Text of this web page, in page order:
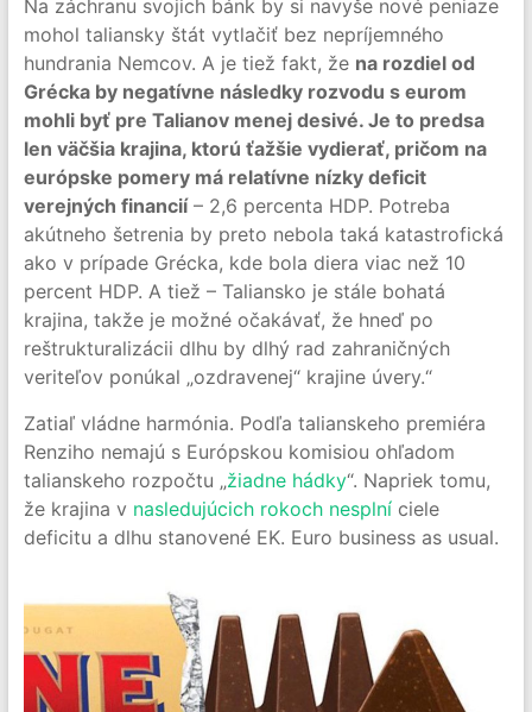
Na záchranu svojich bánk by si navyše nové peniaze
mohol taliansky štát vytlačiť bez nepríjemného
hundrania Nemcov. A je tiež fakt, že na rozdiel od
Grécka by negatívne následky rozvodu s eurom
mohli byť pre Talianov menej desivé. Je to predsa
len väčšia krajina, ktorú ťažšie vydierať, pričom na
európske pomery má relatívne nízky deficit
verejných financií– 2,6 percenta HDP. Potreba
akútneho šetrenia by preto nebola taká katastrofická
ako v prípade Grécka, kde bola diera viac než 10
percent HDP. A tiež – Taliansko je stále bohatá
krajina, takže je možné očakávať, že hneď po
reštrukturalizácii dlhu by dlhý rad zahraničných
veriteľov ponúkal „ozdravenej“ krajine úvery.“
Zatiaľ vládne harmónia. Podľa talianskeho premiéra
Renziho nemajú s Európskou komisiou ohľadom
talianskeho rozpočtu „žiadne hádky“. Napriek tomu,
že krajina v nasledujúcich rokoch nesplníciele
deficitu a dlhu stanovené EK. Euro business as usual.